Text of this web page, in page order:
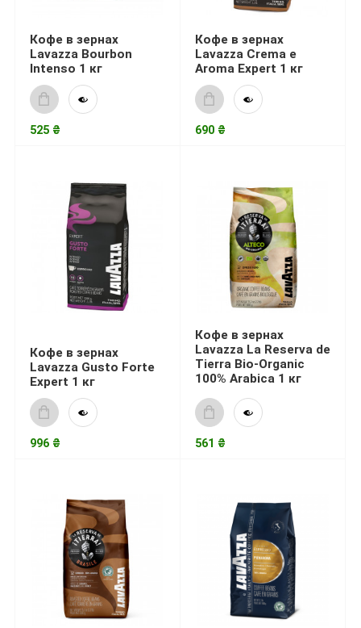
Кофе в зернах
Lavazza Bourbon
Intenso 1 кг
525 ₴
Кофе в зернах
Lavazza Crema e
Aroma Expert 1 кг
690 ₴
Кофе в зернах
Lavazza Gusto Forte
Expert 1 кг
996 ₴
Кофе в зернах
Lavazza La Reserva de
Tierra Bio-Organic
100% Arabica 1 кг
561 ₴